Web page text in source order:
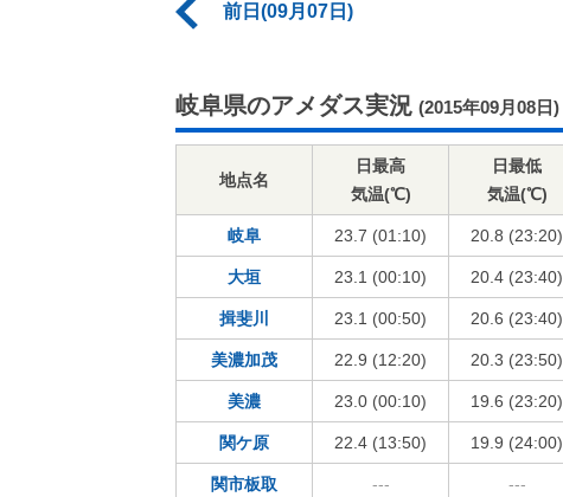
前日(09月07日)
岐阜県のアメダス実況 (2015年09月08日)
地点名
日最高
気温(℃)
日最低
気温(℃)
岐阜 23.7 (01:10) 20.8 (23:20)
大垣 23.1 (00:10) 20.4 (23:40)
揖斐川 23.1 (00:50) 20.6 (23:40)
美濃加茂 22.9 (12:20) 20.3 (23:50)
美濃 23.0 (00:10) 19.6 (23:20)
関ケ原 22.4 (13:50) 19.9 (24:00)
関市板取 --- ---